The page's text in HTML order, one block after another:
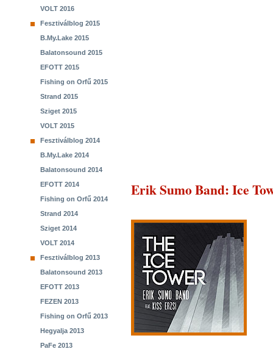
VOLT 2016
Fesztiválblog 2015
B.My.Lake 2015
Balatonsound 2015
EFOTT 2015
Fishing on Orfű 2015
Strand 2015
Sziget 2015
VOLT 2015
Fesztiválblog 2014
B.My.Lake 2014
Balatonsound 2014
EFOTT 2014
Fishing on Orfű 2014
Strand 2014
Sziget 2014
VOLT 2014
Fesztiválblog 2013
Balatonsound 2013
EFOTT 2013
FEZEN 2013
Fishing on Orfű 2013
Hegyalja 2013
PaFe 2013
Erik Sumo Band: Ice